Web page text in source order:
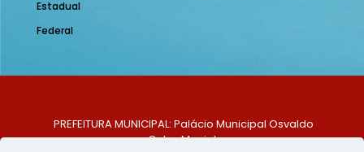
Estadual
Federal
PREFEITURA MUNICIPAL: Palácio Municipal Osvaldo
Celso Maciel